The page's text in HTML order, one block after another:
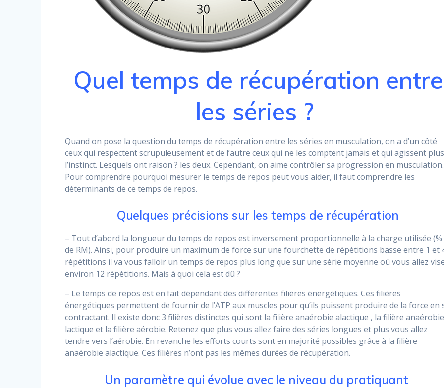
Quel temps de récupération entre
les séries ?
Quand on pose la question du temps de récupération entre les séries en musculation, on a d’un côté
ceux qui respectent scrupuleusement et de l’autre ceux qui ne les comptent jamais et qui agissent
l’instinct. Lesquels ont raison ? les deux. Cependant, on aime contrôler sa progression en musculation.
Pour comprendre pourquoi mesurer le temps de repos peut vous aider, il faut comprendre les
déterminants de ce temps de repos.
Quelques précisions sur les temps de récupération
– Tout d’abord la longueur du temps de repos est inversement proportionnelle à la charge utilisée (%
de RM). Ainsi, pour produire un maximum de force sur une fourchette de répétitions basse entre 1 et
répétitions il va vous falloir un temps de repos plus long que sur une série moyenne où vous allez
environ 12 répétitions. Mais à quoi cela est dû ?
– Le temps de repos est en fait dépendant des différentes filières énergétiques. Ces filières
énergétiques permettent de fournir de l’ATP aux muscles pour qu’ils puissent produire de la force en
contractant. Il existe donc 3 filières distinctes qui sont la filière anaérobie alactique , la filière anaérobie
lactique et la filière aérobie. Retenez que plus vous allez faire des séries longues et plus vous allez
tendre vers l’aérobie. En revanche les efforts courts sont en majorité possibles grâce à la filière
anaérobie alactique. Ces filières n’ont pas les mêmes durées de récupération.
Un paramètre qui évolue avec le niveau du pratiquant